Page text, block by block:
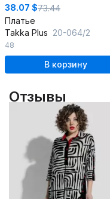
38.07 $73.44
Платье
Takka Plus 20-064/2
48
В корзину
Отзывы